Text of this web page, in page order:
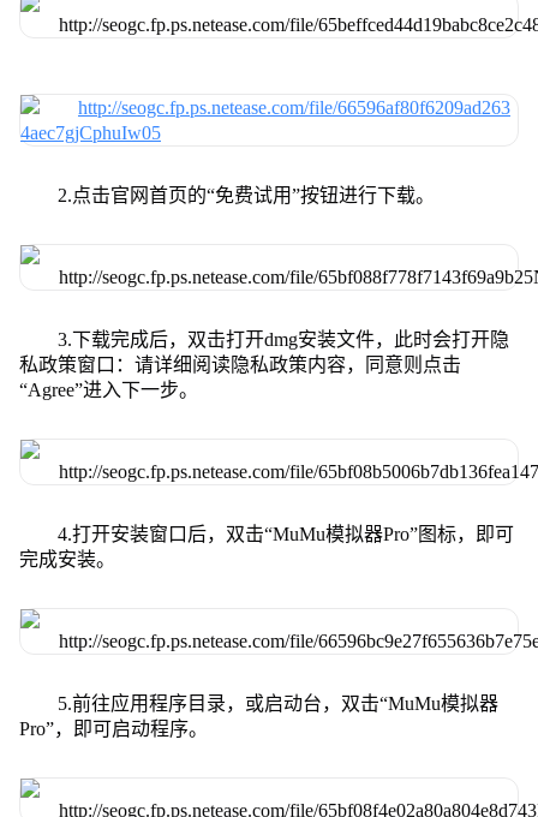
2.点击官网首页的“免费试用”按钮进行下载。
3.下载完成后，双击打开dmg安装文件，此时会打开隐
私政策窗口：请详细阅读隐私政策内容，同意则点击
“Agree”进入下一步。
4.打开安装窗口后，双击“MuMu模拟器Pro”图标，即可
完成安装。
5.前往应用程序目录，或启动台，双击“MuMu模拟器
Pro”，即可启动程序。